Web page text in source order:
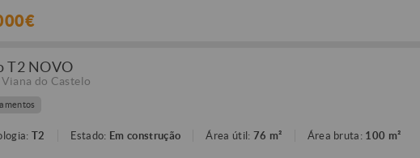
T2 NOVO
Viana do Castelo
T2 Estado: Em construção Área útil: 76 m² Área bruta: 100 m²